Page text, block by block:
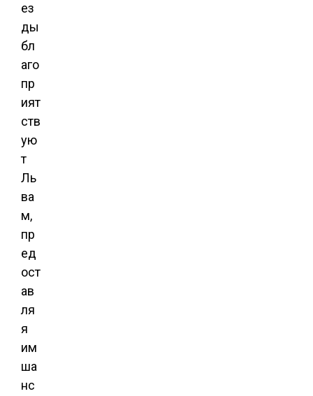
ез
ды
бл
аго
пр
ият
ств
ую
т
Ль
ва
м,
пр
ед
ост
ав
ля
я
им
ша
нс